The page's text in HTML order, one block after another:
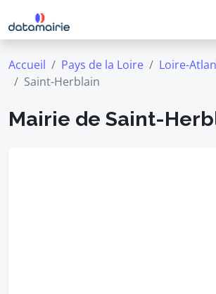
Accueil Pays de la Loire
Loire-
Saint-Herblain
Mairie de Saint-